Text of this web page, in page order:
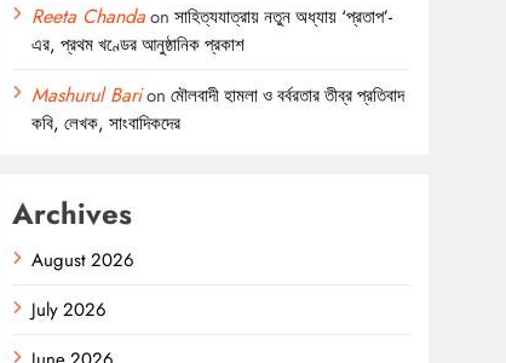
Reeta Chandaonসাহিত্যযাত্রায় নতুন অধ্যায় ‘প্রতাপ’-
এর, প্রথম খণ্ডের আনুষ্ঠানিক প্রকাশ
Mashurul Barionমৌলবাদী হামলা ও বর্বরতার তীব্র প্রতিবাদ
কবি, লেখক, সাংবাদিকদের
Archives
August 2026
July 2026